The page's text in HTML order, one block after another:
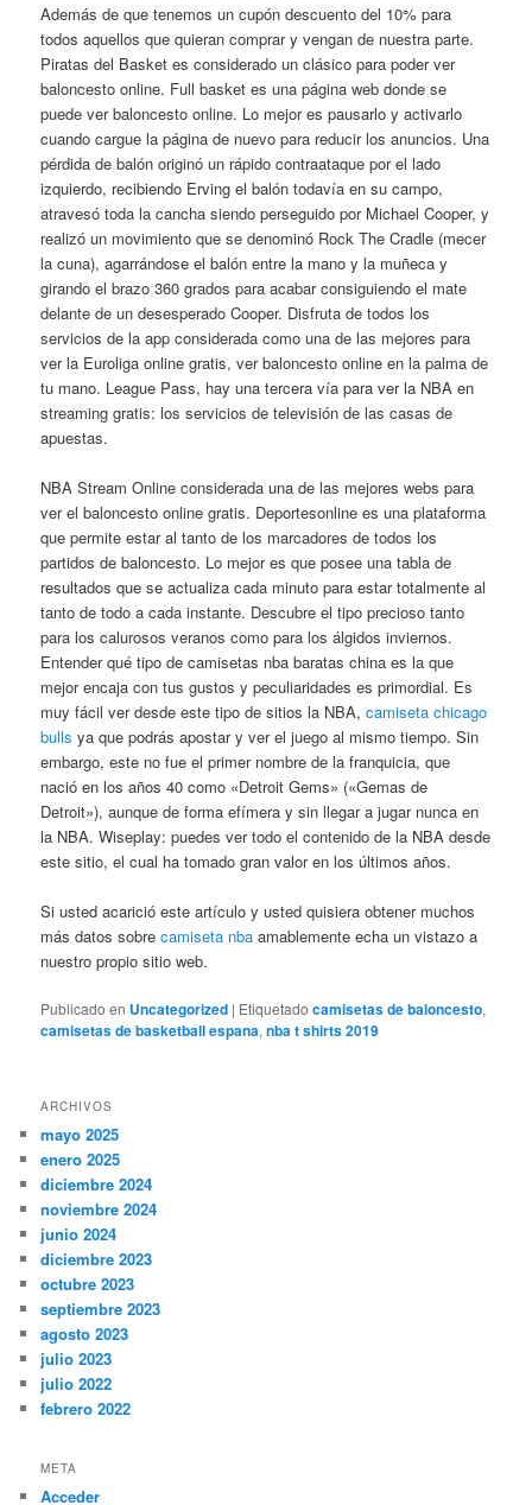
Además de que tenemos un cupón descuento del 10% para
todos aquellos que quieran comprar y vengan de nuestra parte.
Piratas del Basket es considerado un clásico para poder ver
baloncesto online. Full basket es una página web donde se
puede ver baloncesto online. Lo mejor es pausarlo y activarlo
cuando cargue la página de nuevo para reducir los anuncios. Una
pérdida de balón originó un rápido contraataque por el lado
izquierdo, recibiendo Erving el balón todavía en su campo,
atravesó toda la cancha siendo perseguido por Michael Cooper, y
realizó un movimiento que se denominó Rock The Cradle (mecer
la cuna), agarrándose el balón entre la mano y la muñeca y
girando el brazo 360 grados para acabar consiguiendo el mate
delante de un desesperado Cooper. Disfruta de todos los
servicios de la app considerada como una de las mejores para
ver la Euroliga online gratis, ver baloncesto online en la palma de
tu mano. League Pass, hay una tercera vía para ver la NBA en
streaming gratis: los servicios de televisión de las casas de
apuestas.
NBA Stream Online considerada una de las mejores webs para
ver el baloncesto online gratis. Deportesonline es una plataforma
que permite estar al tanto de los marcadores de todos los
partidos de baloncesto. Lo mejor es que posee una tabla de
resultados que se actualiza cada minuto para estar totalmente al
tanto de todo a cada instante. Descubre el tipo precioso tanto
para los calurosos veranos como para los álgidos inviernos.
Entender qué tipo de camisetas nba baratas china es la que
mejor encaja con tus gustos y peculiaridades es primordial. Es
muy fácil ver desde este tipo de sitios la NBA,camiseta chicago
bulls ya que podrás apostar y ver el juego al mismo tiempo. Sin
embargo, este no fue el primer nombre de la franquicia, que
nació en los años 40 como «Detroit Gems» («Gemas de
Detroit»), aunque de forma efímera y sin llegar a jugar nunca en
la NBA. Wiseplay: puedes ver todo el contenido de la NBA desde
este sitio, el cual ha tomado gran valor en los últimos años.
Si usted acarició este artículo y usted quisiera obtener muchos
más datos sobrecamiseta nba amablemente echa un vistazo a
nuestro propio sitio web.
Publicado en Uncategorized | Etiquetado camisetas de baloncesto,
camisetas de basketball espana,nba t shirts 2019
ARCHIVOS
mayo 2025
enero 2025
diciembre 2024
noviembre 2024
junio 2024
diciembre 2023
octubre 2023
septiembre 2023
agosto 2023
julio 2023
julio 2022
febrero 2022
META
Acceder